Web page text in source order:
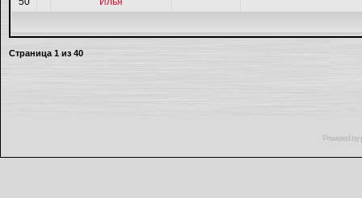
Страница 1 из 40
Powered by